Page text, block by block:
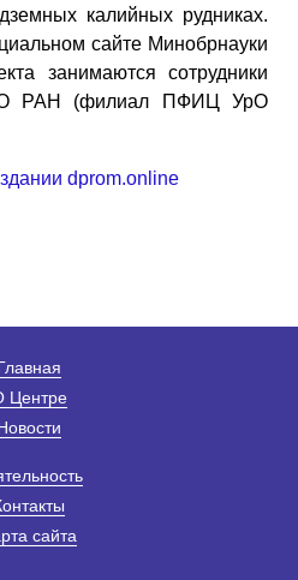
калийных рудниках.
сайте Минобрнауки
занимаются сотрудники
РАН (филиал ПФИЦ УрО
dprom.online
Центре
сайта